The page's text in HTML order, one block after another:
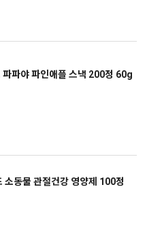
파야 파인애플 스낵 200정 60g
소동물 관절건강 영양제 100정